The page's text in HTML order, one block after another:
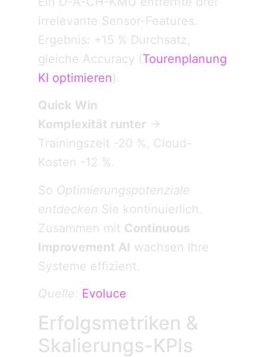
irrelevante Sensor-Features.
Ergebnis: +15 % Durchsatz,
gleiche Accuracy (Tourenplanung
KI optimieren).
Quick Win
Komplexität runter→
Trainingszeit -20 %, Cloud-
Kosten -12 %.
So Optimierungspotenziale
entdecken Sie kontinuierlich.
Zusammen mit Continuous
Improvement AI wachsen Ihre
Systeme effizient.
Quelle: Evoluce
Erfolgsmetriken &
Skalierungs-KPIs